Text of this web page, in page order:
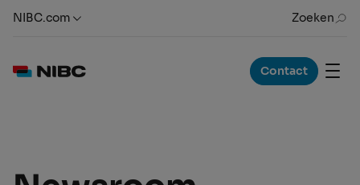
NIBC.com Zoeken
Contact